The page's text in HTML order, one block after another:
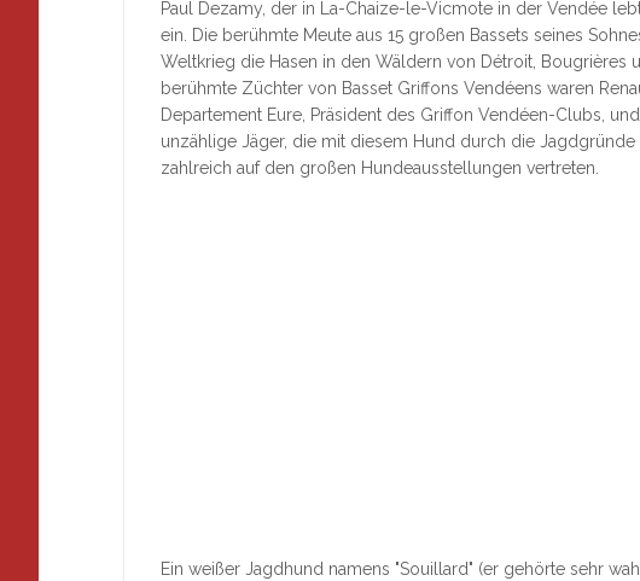
Paul Dezamy, der in La-Chaize-le-Vicmote in der Vendée
ein. Die berühmte Meute aus 15 großen Bassets seines
Weltkrieg die Hasen in den Wäldern von Détroit, Bougrières
berühmte Züchter von Basset Griffons Vendéens waren
Departement Eure, Präsident des Griffon Vendéen-Clubs,
unzählige Jäger, die mit diesem Hund durch die
zahlreich auf den großen Hundeausstellungen vertreten.
Ein weißer Jagdhund namens "Souillard" (er gehörte sehr